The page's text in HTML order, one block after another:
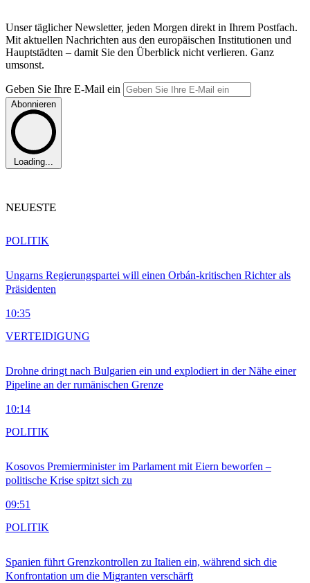
Unser täglicher Newsletter, jeden Morgen direkt in Ihrem Postfach.
Mit aktuellen Nachrichten aus den europäischen Institutionen und
Hauptstädten – damit Sie den Überblick nicht verlieren. Ganz
umsonst.
Geben Sie Ihre E-Mail ein
Abonnieren
Loading...
NEUESTE
Ungarns Regierungspartei will einen Orbán-kritischen Richter als
Präsidenten
10:35
POLITIK
Drohne dringt nach Bulgarien ein und explodiert in der Nähe einer
Pipeline an der rumänischen Grenze
10:14
VERTEIDIGUNG
Kosovos Premierminister im Parlament mit Eiern beworfen –
politische Krise spitzt sich zu
09:51
POLITIK
Spanien führt Grenzkontrollen zu Italien ein, während sich die
Konfrontation um die Migranten verschärft
POLITIK